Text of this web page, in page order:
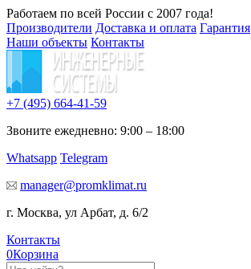
Работаем по всей России с 2007 года!
Производители Доставка и оплата Гарантия
Наши объекты Контакты
+7 (495) 664-41-59
Звоните ежедневно: 9:00 – 18:00
Whatsapp Telegram
manager@promklimat.ru
г. Москва, ул Арбат, д. 6/2
Контакты
0Корзина